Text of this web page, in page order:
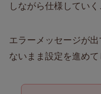
しながら仕様していく
エラーメッセージが
ないまま設定を進めて